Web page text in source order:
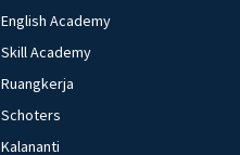
English Academy
Skill Academy
Ruangkerja
Schoters
Kalananti